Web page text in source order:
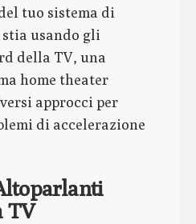
tuo sistema di
usando gli
della TV, una
home theater
approcci per
di accelerazione
TV